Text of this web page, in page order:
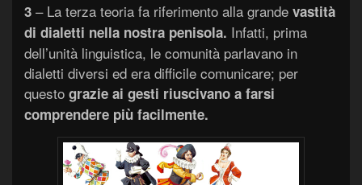
3 – La terza teoria fa riferimento alla grande vastità
di dialetti nella nostra penisola. Infatti, prima
dell’unità linguistica, le comunità parlavano in
dialetti diversi ed era difficile comunicare; per
questo grazie ai gesti riuscivano a farsi
comprendere più facilmente.